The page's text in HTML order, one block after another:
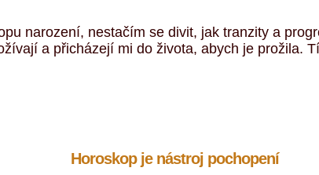
narození, nestačím se divit, jak tranzity a
a přicházejí mi do života, abych je prožila.
Horoskop je nástroj pochopení